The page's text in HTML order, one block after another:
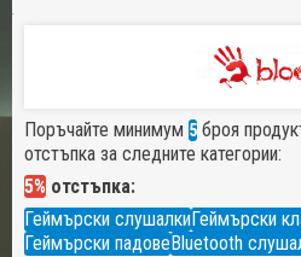
Поръчайте минимум 5 броя
отстъпка за следните категории:
5% отстъпка:
Геймърски слушалкиГеймърски
Геймърски падовеBluetooth